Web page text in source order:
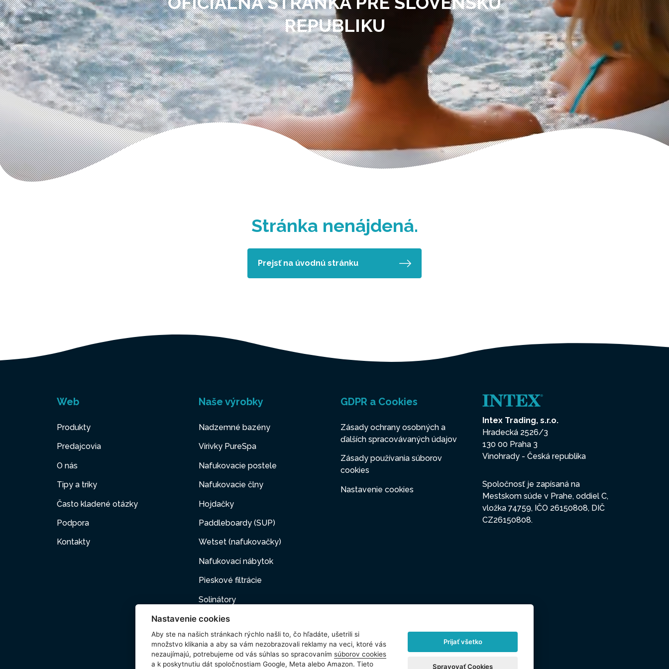
REPUBLIKU
Stránka nenájdená.
Prejsť na úvodnú stránku
Web
Produkty
Predajcovia
O nás
Tipy a triky
Často kladené otázky
Podpora
Kontakty
Naše výrobky
Nadzemné bazény
Vírivky PureSpa
Nafukovacie postele
Nafukovacie člny
Hojdačky
Paddleboardy (SUP)
Wetset (nafukovačky)
Nafukovací nábytok
Pieskové filtrácie
Solinátory
Nafukovacie pumpy
Kartušové filtrácie
Domáci maznáčikovia
GDPR a Cookies
Zásady ochrany osobných a
ďalších spracovávaných údajov
Zásady používania súborov
cookies
Nastavenie cookies
Intex Trading, s.r.o.
Hradecká 2526/3
130 00 Praha 3
Vinohrady - Česká republika
Spoločnosť je zapísaná na
Mestskom súde v Prahe, oddiel C,
vložka 74759, IČO 26150808, DIČ
CZ26150808.
Nastavenie cookies
Aby ste na našich stránkach rýchlo našli to, čo hľadáte, ušetrili si
množstvo klikania a aby sa vám nezobrazovali reklamy na veci, ktoré vás
nezaujímajú, potrebujeme od vás súhlas so spracovaním súborov cookies
a k poskytnutiu dát spoločnostiam Google, Meta alebo Amazon. Tieto
Prijať všetko
Spravovať Cookies